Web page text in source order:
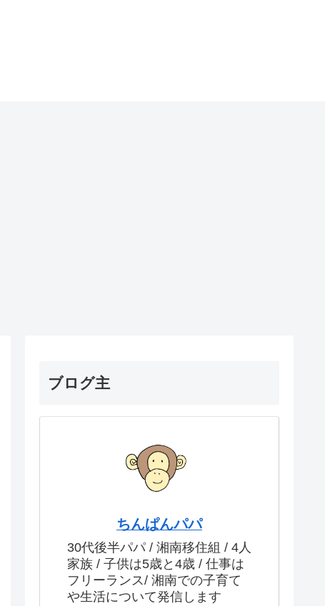
ブログ主
ちんぱんパパ
30代後半パパ / 湘南移住組 / 4人
家族 / 子供は5歳と4歳 / 仕事は
フリーランス/ 湘南での子育て
や生活について発信します